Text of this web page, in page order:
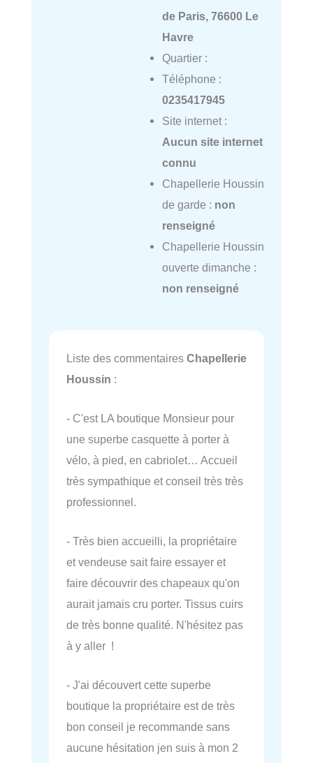
de Paris, 76600 Le
Havre
Quartier :
Téléphone :
0235417945
Site internet :
Aucun site internet
connu
Chapellerie Houssin
de garde : non
renseigné
Chapellerie Houssin
ouverte dimanche :
non renseigné
Liste des commentaires Chapellerie
Houssin :
- C'est LA boutique Monsieur pour
une superbe casquette à porter à
vélo, à pied, en cabriolet… Accueil
très sympathique et conseil très très
professionnel.
- Très bien accueilli, la propriétaire
et vendeuse sait faire essayer et
faire découvrir des chapeaux qu'on
aurait jamais cru porter. Tissus cuirs
de très bonne qualité. N'hésitez pas
à y aller !
- J'ai découvert cette superbe
boutique la propriétaire est de très
bon conseil je recommande sans
aucune hésitation jen suis à mon 2